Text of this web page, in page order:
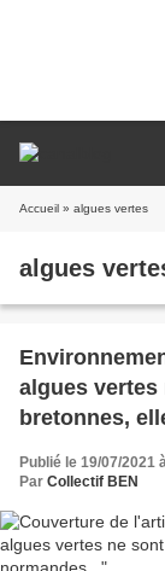
Accueil » algues vertes
algues
algues
bretonnes,
Publié le 19/07/2021
Par Collectif BEN